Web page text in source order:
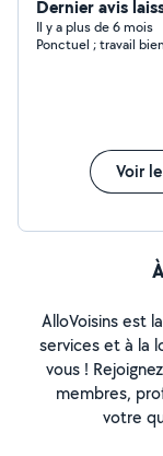
Dernier avis
Il y a plus de 6 mois
Ponctuel ; travail
Voir
AlloVoisins est
services et à la
vous !
membres,
votre